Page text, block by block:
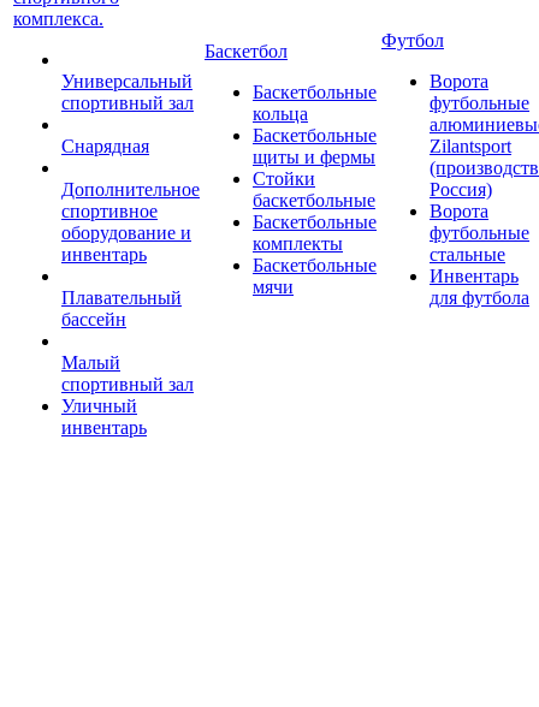
комплекса.
Универсальный
спортивный зал
Снарядная
Дополнительное
спортивное
оборудование и
инвентарь
Плавательный
бассейн
Малый
спортивный зал
Уличный
инвентарь
Баскетбол
Баскетбольные
кольца
Баскетбольные
щиты и фермы
Стойки
баскетбольные
Баскетбольные
комплекты
Баскетбольные
мячи
Футбол
Ворота
футбольные
Zilantsport
Россия)
Ворота
футбольные
стальные
Инвентарь
для футбола